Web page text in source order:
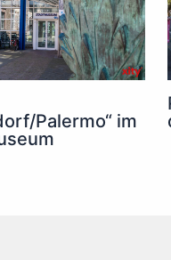
Palermo“ im